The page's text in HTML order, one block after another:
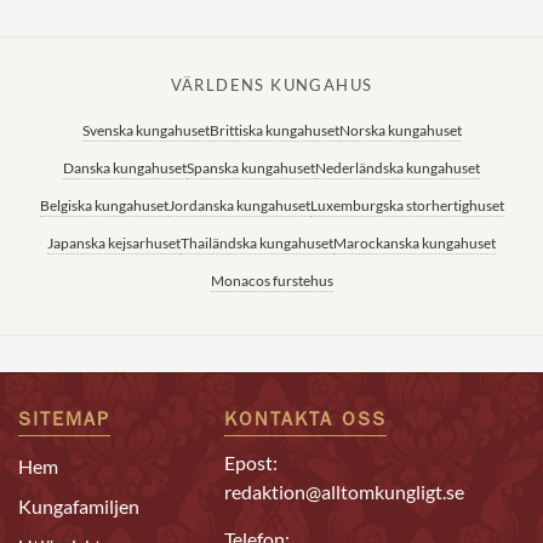
VÄRLDENS KUNGAHUS
Svenska kungahusetBrittiska kungahusetNorska kungahuset
Danska kungahusetSpanska kungahusetNederländska kungahuset
Belgiska kungahusetJordanska kungahusetLuxemburgska storhertighuset
Japanska kejsarhusetThailändska kungahusetMarockanska kungahuset
Monacos furstehus
SITEMAP
Hem
Kungafamiljen
KONTAKTA OSS
Epost:
redaktion@alltomkungligt.se